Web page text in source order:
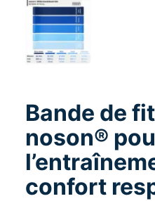
Bande de
noson®
confort